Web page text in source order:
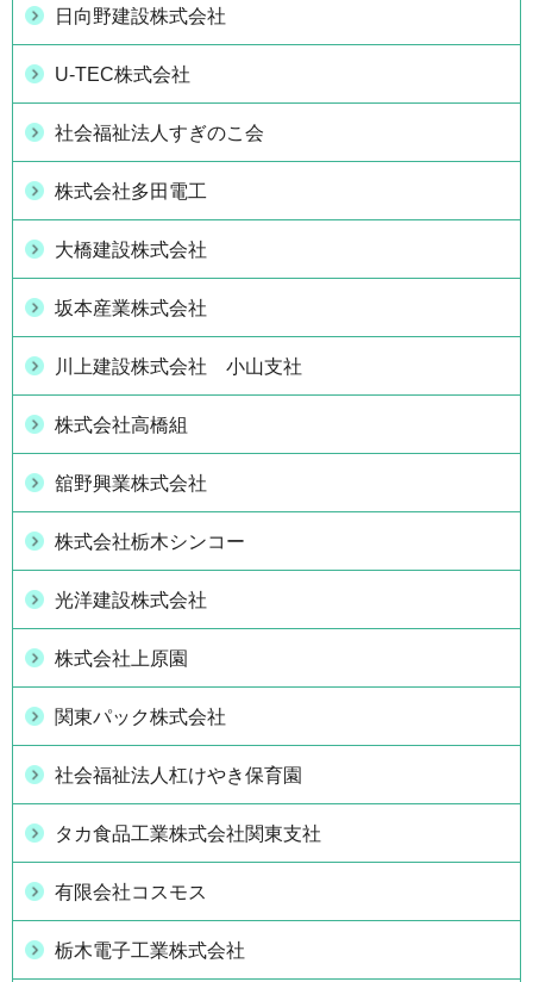
日向野建設株式会社
U-TEC株式会社
社会福祉法人すぎのこ会
株式会社多田電工
大橋建設株式会社
坂本産業株式会社
川上建設株式会社 小山支社
株式会社高橋組
舘野興業株式会社
株式会社栃木シンコー
光洋建設株式会社
株式会社上原園
関東パック株式会社
社会福祉法人杠けやき保育園
タカ食品工業株式会社関東支社
有限会社コスモス
栃木電子工業株式会社